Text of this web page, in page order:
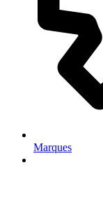
Marques